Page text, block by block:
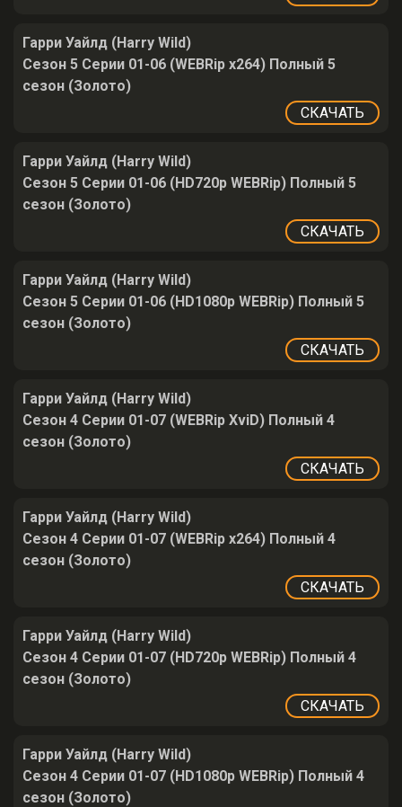
Гарри Уайлд (Harry Wild)
Сезон 5 Серии 01-06 (WEBRip x264) Полный 5
сезон (Золото)
СКАЧАТЬ
Гарри Уайлд (Harry Wild)
Сезон 5 Серии 01-06 (HD720p WEBRip) Полный 5
сезон (Золото)
СКАЧАТЬ
Гарри Уайлд (Harry Wild)
Сезон 5 Серии 01-06 (HD1080p WEBRip) Полный 5
сезон (Золото)
СКАЧАТЬ
Гарри Уайлд (Harry Wild)
Сезон 4 Серии 01-07 (WEBRip XviD) Полный 4
сезон (Золото)
СКАЧАТЬ
Гарри Уайлд (Harry Wild)
Сезон 4 Серии 01-07 (WEBRip x264) Полный 4
сезон (Золото)
СКАЧАТЬ
Гарри Уайлд (Harry Wild)
Сезон 4 Серии 01-07 (HD720p WEBRip) Полный 4
сезон (Золото)
СКАЧАТЬ
Гарри Уайлд (Harry Wild)
Сезон 4 Серии 01-07 (HD1080p WEBRip) Полный 4
сезон (Золото)